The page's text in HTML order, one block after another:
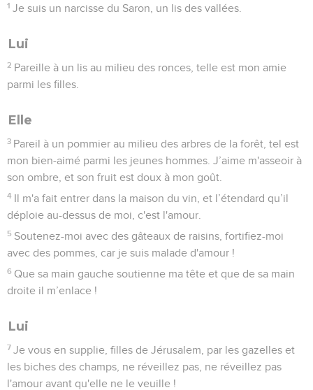
1 Je suis un narcisse du Saron, un lis des vallées.
Lui
2 Pareille à un lis au milieu des ronces, telle est mon amie
parmi les filles.
Elle
3 Pareil à un pommier au milieu des arbres de la forêt, tel est
mon bien-aimé parmi les jeunes hommes. J’aime m'asseoir à
son ombre, et son fruit est doux à mon goût.
4 Il m'a fait entrer dans la maison du vin, et l’étendard qu’il
déploie au-dessus de moi, c'est l'amour.
5 Soutenez-moi avec des gâteaux de raisins, fortifiez-moi
avec des pommes, car je suis malade d'amour !
6 Que sa main gauche soutienne ma tête et que de sa main
droite il m’enlace !
Lui
7 Je vous en supplie, filles de Jérusalem, par les gazelles et
les biches des champs, ne réveillez pas, ne réveillez pas
l'amour avant qu'elle ne le veuille !